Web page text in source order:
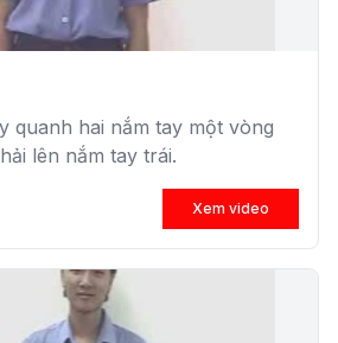
quanh hai nắm tay một vòng
lên nắm tay trái.
Xem video